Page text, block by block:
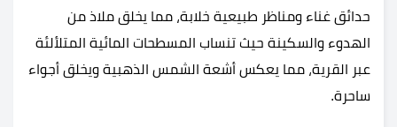
حدائق غناء ومناظر طبيعية خلابة، مما يخلق ملاذ من
الهدوء والسكينة حيث تنساب المسطحات المائية المتلألئة
عبر القرية، مما يعكس أشعة الشمس الذهبية ويخلق أجواء
ساحرة.